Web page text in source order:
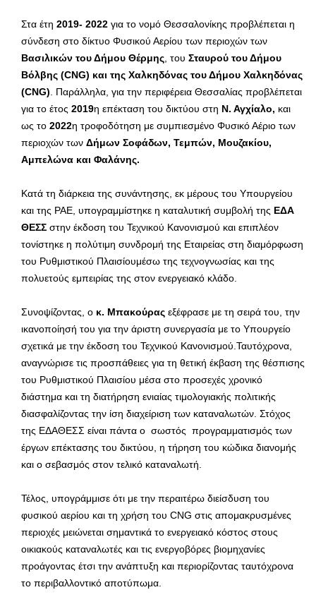
Στα έτη 2019- 2022 για το νομό Θεσσαλονίκης προβλέπεται η
σύνδεση στο δίκτυο Φυσικού Αερίου των περιοχών των
Βασιλικών του Δήμου Θέρμης , του Σταυρού του Δήμου
Βόλβης (CNG) και της Χαλκηδόνας του Δήμου Χαλκηδόνας
(CNG) . Παράλληλα, για την περιφέρεια Θεσσαλίας προβλέπεται
για το έτος 2019η επέκταση του δικτύου στη Ν. Αγχίαλο, και
ως το 2022η τροφοδότηση με συμπιεσμένο Φυσικό Αέριο των
περιοχών των Δήμων Σοφάδων, Τεμπών, Μουζακίου,
Αμπελώνα και Φαλάνης.
Κατά τη διάρκεια της συνάντησης, εκ μέρους του Υπουργείου
και της ΡΑΕ, υπογραμμίστηκε η καταλυτική συμβολή της ΕΔΑ
ΘΕΣΣ στην έκδοση του Τεχνικού Κανονισμού και επιπλέον
τονίστηκε η πολύτιμη συνδρομή της Εταιρείας στη διαμόρφωση
του Ρυθμιστικού Πλαισίουμέσω της τεχνογνωσίας και της
πολυετούς εμπειρίας της στον ενεργειακό κλάδο.
Συνοψίζοντας, ο κ. Μπακούρας εξέφρασε με τη σειρά του, την
ικανοποίησή του για την άριστη συνεργασία με το Υπουργείο
σχετικά με την έκδοση του Τεχνικού Κανονισμού.Ταυτόχρονα,
αναγνώρισε τις προσπάθειες για τη θετική έκβαση της θέσπισης
του Ρυθμιστικού Πλαισίου μέσα στο προσεχές χρονικό
διάστημα και τη διατήρηση ενιαίας τιμολογιακής πολιτικής
διασφαλίζοντας την ίση διαχείριση των καταναλωτών. Στόχος
της ΕΔΑΘΕΣΣ είναι πάντα ο σωστός προγραμματισμός των
έργων επέκτασης του δικτύου, η τήρηση του κώδικα διανομής
και ο σεβασμός στον τελικό καταναλωτή.
Τέλος, υπογράμμισε ότι με την περαιτέρω διείσδυση του
φυσικού αερίου και τη χρήση του CNG στις απομακρυσμένες
περιοχές μειώνεται σημαντικά το ενεργειακό κόστος στους
οικιακούς καταναλωτές και τις ενεργοβόρες βιομηχανίες
προάγοντας έτσι την ανάπτυξη και περιορίζοντας ταυτόχρονα
το περιβαλλοντικό αποτύπωμα.